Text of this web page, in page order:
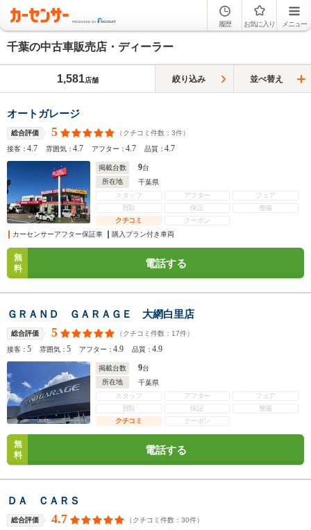
履歴 お気に入り メニュー
千葉の中古車販売店・ディーラー
1,581店舗 絞り込み 並べ替え
オートガレージ
総合評価 5 （クチコミ件数： 3件）
接客：4.7 雰囲気：4.7 アフター：4.7 品質：4.7
掲載台数 9台
所在地
千葉県
スタッフ
アフター
フェア
買取
保証
整備
クチコミ
クーポン
カーセンサーアフター保証車
購入プラン付き車両
無
料
電話する
ＧＲＡＮＤ ＧＡＲＡＧＥ 大網白里店
総合評価 5 （クチコミ件数： 17件）
接客：5 雰囲気：5 アフター：4.9 品質：4.9
掲載台数 9台
所在地
千葉県
スタッフ
アフター
フェア
買取
保証
整備
クチコミ
クーポン
無
料
電話する
ＤＡ ＣＡＲＳ
総合評価 4.7 （クチコミ件数： 30件）